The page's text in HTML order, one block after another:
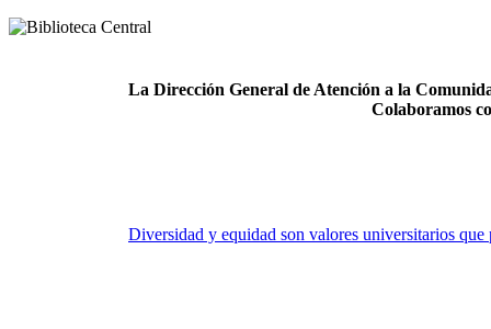
La Dirección General de Atención a la
Colaboramos
Diversidad y equidad son valores universitarios que